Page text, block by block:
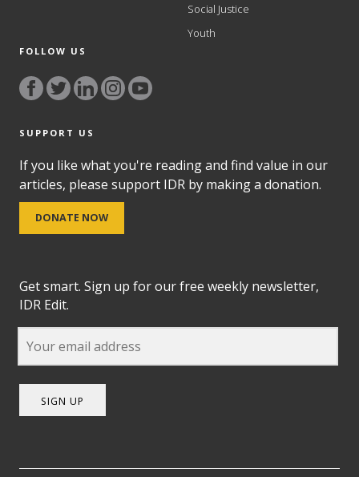
Social Justice
Youth
FOLLOW US
SUPPORT US
If you like what you're reading and find value in our
articles, please support IDR by making a donation.
DONATE NOW
Get smart. Sign up for our free weekly newsletter,
IDR Edit.
SIGN UP